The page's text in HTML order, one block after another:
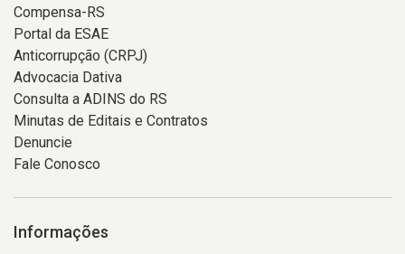
Compensa-RS
Portal da ESAE
Anticorrupção (CRPJ)
Advocacia Dativa
Consulta a ADINS do RS
Minutas de Editais e Contratos
Denuncie
Fale Conosco
Informações